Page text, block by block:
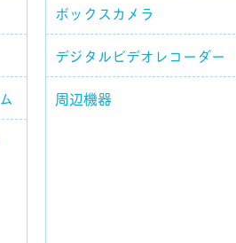
ボックスカメラ
デジタルビデオレコーダー
周辺機器